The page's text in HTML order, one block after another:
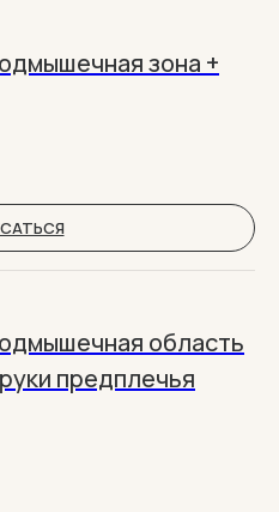
зона +
область
предплечья